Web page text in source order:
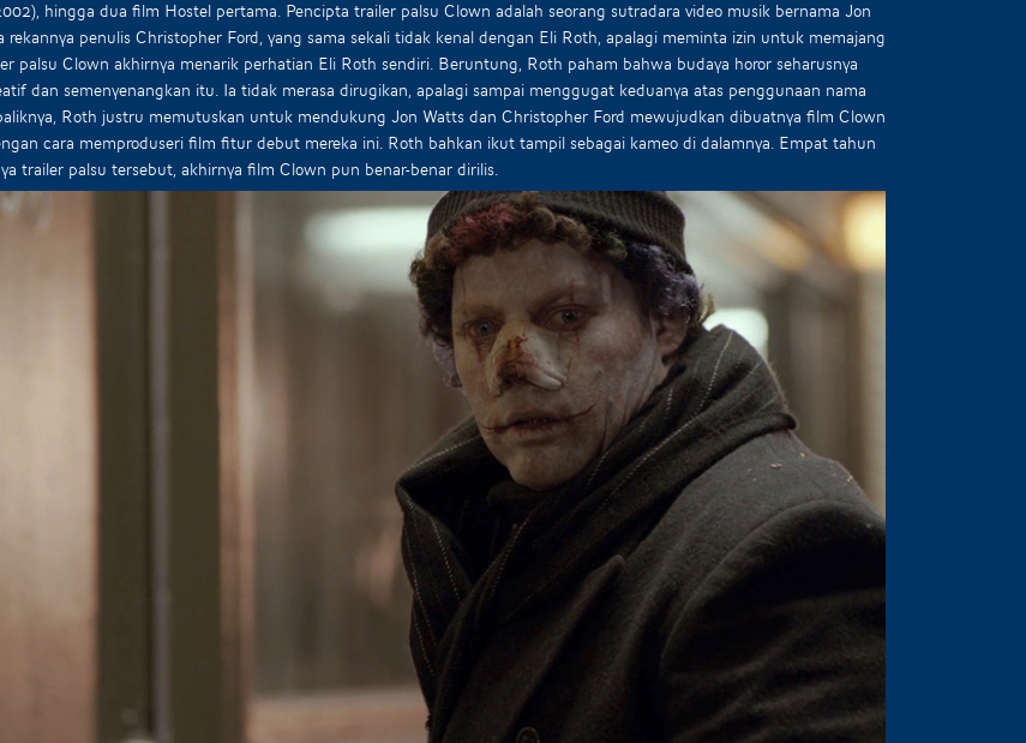
hingga dua film Hostel pertama. Pencipta trailer palsu Clown adalah seorang sutradara video musik bernama Jon
rekannya penulis Christopher Ford, yang sama sekali tidak kenal dengan Eli Roth, apalagi meminta izin untuk memajang
palsu Clown akhirnya menarik perhatian Eli Roth sendiri. Beruntung, Roth paham bahwa budaya horor seharusnya
dan semenyenangkan itu. Ia tidak merasa dirugikan, apalagi sampai menggugat keduanya atas penggunaan nama
Roth justru memutuskan untuk mendukung Jon Watts dan Christopher Ford mewujudkan dibuatnya film Clown
cara memproduseri film fitur debut mereka ini. Roth bahkan ikut tampil sebagai kameo di dalamnya. Empat tahun
trailer palsu tersebut, akhirnya film Clown pun benar-benar dirilis.